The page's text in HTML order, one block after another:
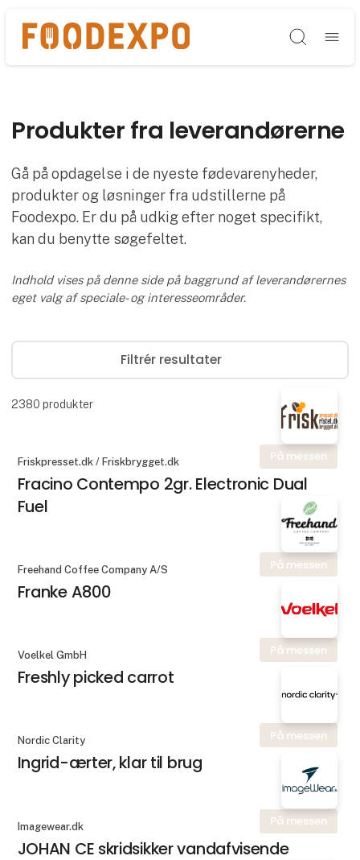
Søg
Produkter fra leverandørerne
Gå på opdagelse i de nyeste fødevarenyheder,
produkter og løsninger fra udstillerne på
Foodexpo. Er du på udkig efter noget specifikt,
kan du benytte søgefeltet.
Indhold vises på denne side på baggrund af leverandørernes
eget valg af speciale- og interesseområder.
Filtrér resultater
2380 produkter
På messen
Friskpresset.dk / Friskbrygget.dk
Fracino Contempo 2gr. Electronic Dual
Fuel
På messen
Freehand Coffee Company A/S
Franke A800
På messen
Voelkel GmbH
Freshly picked carrot
På messen
Nordic Clarity
Ingrid-ærter, klar til brug
På messen
Imagewear.dk
JOHAN CE skridsikker vandafvisende